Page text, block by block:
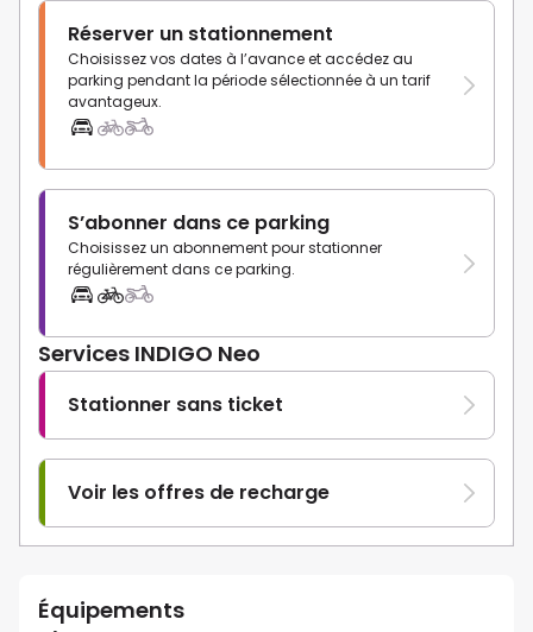
Réserver un stationnement
Choisissez vos dates à l’avance et accédez au
parking pendant la période sélectionnée à un tarif
avantageux.
S’abonner dans ce parking
Choisissez un abonnement pour stationner
régulièrement dans ce parking.
Services INDIGO Neo
Stationner sans ticket
Voir les offres de recharge
Équipements